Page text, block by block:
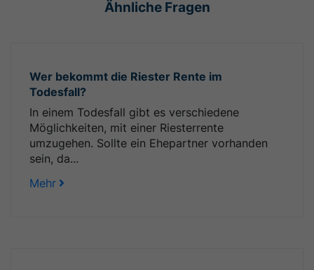
Ähnliche Fragen
Wer bekommt die Riester Rente im
Todesfall?
In einem Todesfall gibt es verschiedene
Möglichkeiten, mit einer Riesterrente
umzugehen. Sollte ein Ehepartner vorhanden
sein, da...
Mehr